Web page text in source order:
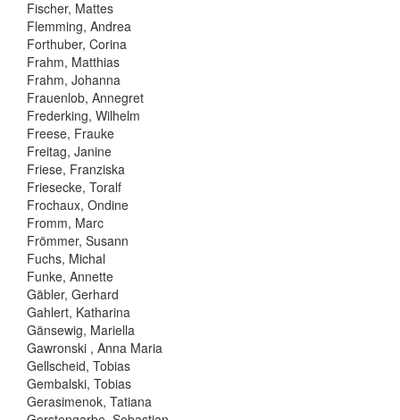
Fischer, Mattes
Flemming, Andrea
Forthuber, Corina
Frahm, Matthias
Frahm, Johanna
Frauenlob, Annegret
Frederking, Wilhelm
Freese, Frauke
Freitag, Janine
Friese, Franziska
Friesecke, Toralf
Frochaux, Ondine
Fromm, Marc
Frömmer, Susann
Fuchs, Michal
Funke, Annette
Gäbler, Gerhard
Gahlert, Katharina
Gänsewig, Mariella
Gawronski , Anna Maria
Gellscheid, Tobias
Gembalski, Tobias
Gerasimenok, Tatiana